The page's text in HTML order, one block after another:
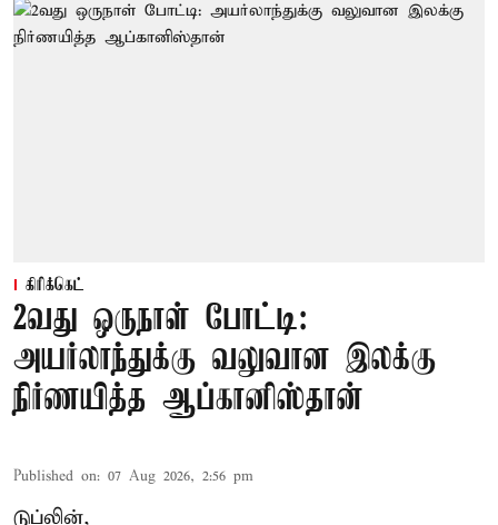
கிரிக்கெட்
2வது ஒருநாள் போட்டி:
அயர்லாந்துக்கு வலுவான இலக்கு
நிர்ணயித்த ஆப்கானிஸ்தான்
Published on: 07 Aug 2026, 2:56 pm
டுப்லின்,